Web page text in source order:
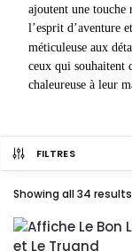
ajoutent une
l’esprit d’aventure
méticuleuse aux
ceux qui souhaitent
chaleureuse à leur
FILTRES
Showing all 34 results